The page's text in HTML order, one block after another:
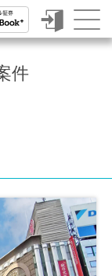
件